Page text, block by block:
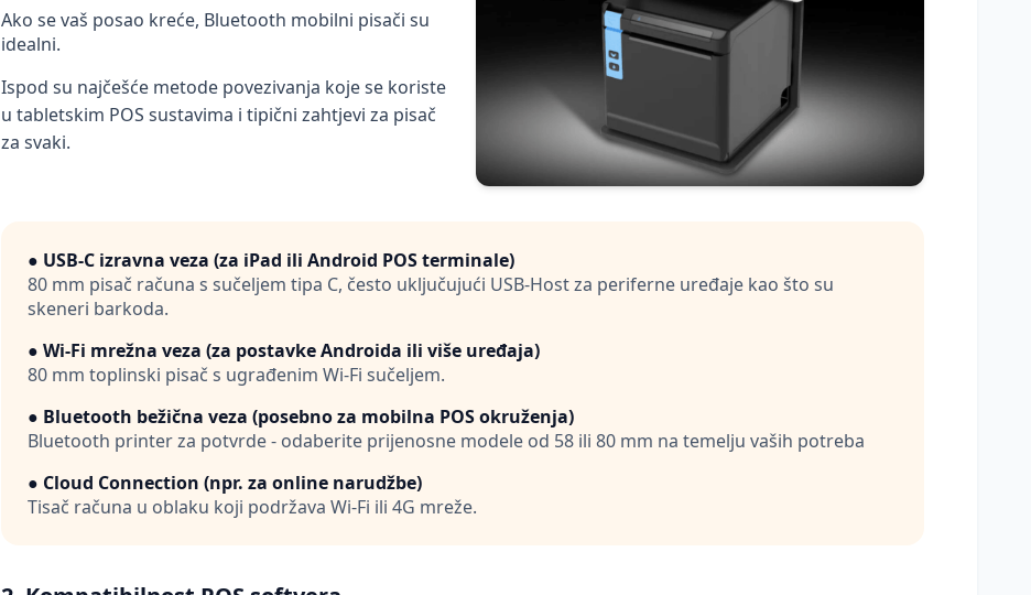
Ako se vaš posao kreće, Bluetooth mobilni pisači su
idealni.
Ispod su najčešće metode povezivanja koje se koriste
u tabletskim POS sustavima i tipični zahtjevi za pisač
za svaki.
● USB-C izravna veza (za iPad ili Android POS terminale)
80 mm pisač računa s sučeljem tipa C, često uključujući USB-Host za periferne uređaje kao što su
skeneri barkoda.
● Wi-Fi mrežna veza (za postavke Androida ili više uređaja)
80 mm toplinski pisač s ugrađenim Wi-Fi sučeljem.
● Bluetooth bežična veza (posebno za mobilna POS okruženja)
Bluetooth printer za potvrde - odaberite prijenosne modele od 58 ili 80 mm na temelju vaših potreba
● Cloud Connection (npr. za online narudžbe)
Tisač računa u oblaku koji podržava Wi-Fi ili 4G mreže.